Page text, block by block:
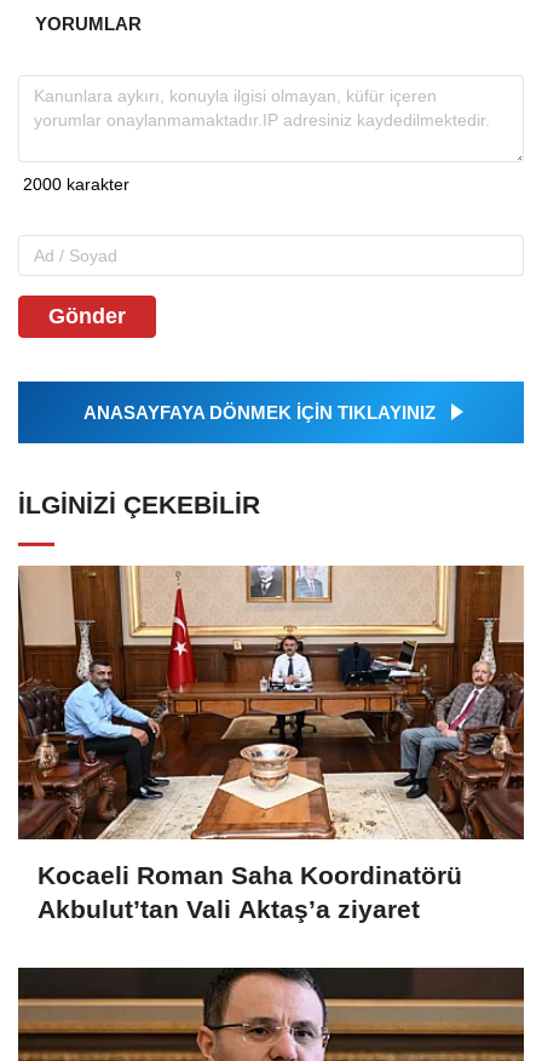
YORUMLAR
Gönder
ANASAYFAYA DÖNMEK İÇİN TIKLAYINIZ
İLGINIZI ÇEKEBILIR
Kocaeli Roman Saha Koordinatörü
Akbulut’tan Vali Aktaş’a ziyaret